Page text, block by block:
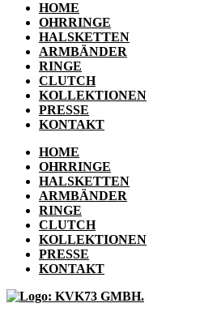
HOME
OHRRINGE
HALSKETTEN
ARMBÄNDER
RINGE
CLUTCH
KOLLEKTIONEN
PRESSE
KONTAKT
HOME
OHRRINGE
HALSKETTEN
ARMBÄNDER
RINGE
CLUTCH
KOLLEKTIONEN
PRESSE
KONTAKT